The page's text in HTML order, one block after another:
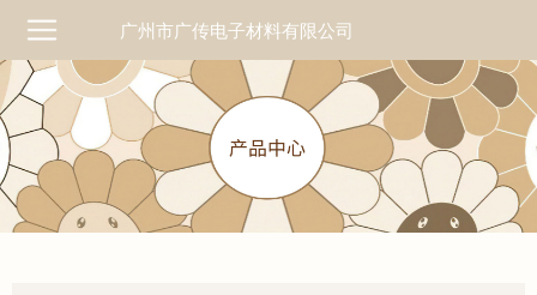
广州市广传电子材料有限公司